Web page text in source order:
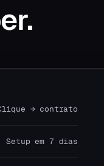
→ contrato
Setup em 7 dias